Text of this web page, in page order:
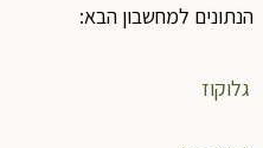
למחשבון הבא: